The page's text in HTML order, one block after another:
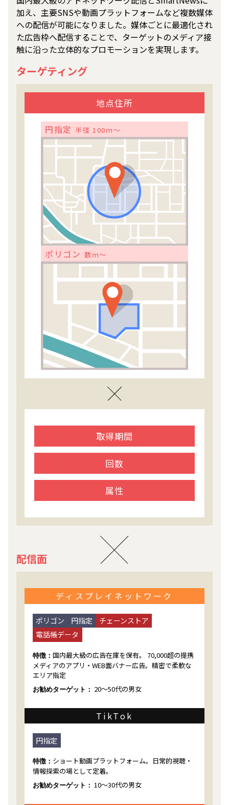
加え、主要SNSや動画プラットフォームなど複数媒体
への配信が可能になりました。媒体ごとに最適化され
た広告枠へ配信することで、ターゲットのメディア接
触に沿った立体的なプロモーションを実現します。
ターゲティング
地点住所
円指定 半径 100ｍ～
ポリゴン 数ｍ～
取得期間
回数
属性
配信面
ディスプレイネットワーク
ポリゴン 円指定
チェーンストア
電話帳データ
特徴： 国内最大級の広告在庫を保有。 70,000超の提携
メディアのアプリ・WEB面バナー広告。精密で柔軟な
エリア指定
お勧めターゲット： 20〜50代の男女
TikTok
円指定
特徴： ショート動画プラットフォーム。日常的視聴・
情報探索の場として定着。
お勧めターゲット： 10～30代の男女